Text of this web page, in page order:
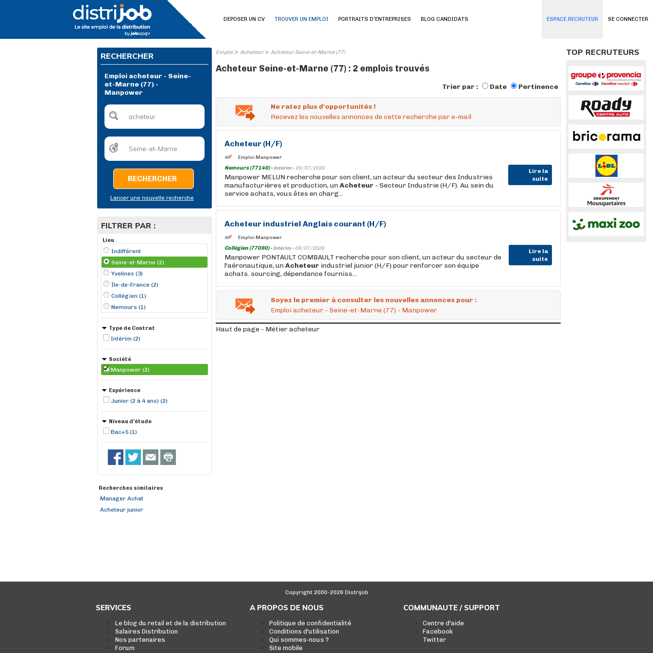
SE CONNECTER
DEPOSER UN CV TROUVER UN EMPLOI PORTRAITS D'ENTREPRISES BLOG CANDIDATS ESPACE RECRUTEUR
RECHERCHER
Emploi acheteur - Seine-
et-Marne (77) -
Manpower
RECHERCHER
Lancer une nouvelle recherche
FILTRER PAR :
Lieu
Indifférent
Seine-et-Marne (2)
Yvelines (3)
Île-de-France (2)
Collégien (1)
Nemours (1)
Type de Contrat
Intérim (2)
Société
Manpower (2)
Expérience
Junior (2 à 4 ans) (2)
Niveau d'étude
Bac+5 (1)
Recherches similaires
Manager Achat
Acheteur junior
Emploi> Acheteur> Acheteur Seine-et-Marne (77)
Acheteur Seine-et-Marne (77) : 2 emplois trouvés
Trier par : Date Pertinence
Ne ratez plus d'opportunités !
Recevez les nouvelles annonces de cette recherche par e-mail
Acheteur (H/F)
Emploi Manpower
Nemours (77140) -Intérim - 09/07/2026
Lire la
suite
Manpower MELUN recherche pour son client, un acteur du secteur des Industries
manufacturières et production, unAcheteur - Secteur Industrie (H/F). Au sein du
service achats, vous êtes en charg...
Acheteur industriel Anglais courant (H/F)
Emploi Manpower
Collégien (77090) -Intérim - 09/07/2026
Lire la
suite
Manpower PONTAULT COMBAULT recherche pour son client, un acteur du secteur de
l'aéronautique, unAcheteur industriel junior (H/F) pour renforcer son équipe
achats. sourcing, dépendance fourniss...
Soyez le premier à consulter les nouvelles annonces pour :
Emploi acheteur - Seine-et-Marne (77) - Manpower
Haut de page - Métier acheteur
TOP RECRUTEURS
Copyright 2000-2026 Distrijob
SERVICES
Le blog du retail et de la distribution
Salaires Distribution
Nos partenaires
Forum
A PROPOS DE NOUS
Politique de confidentialité
Conditions d'utilisation
Qui sommes-nous ?
Site mobile
COMMUNAUTE / SUPPORT
Centre d'aide
Facebook
Twitter